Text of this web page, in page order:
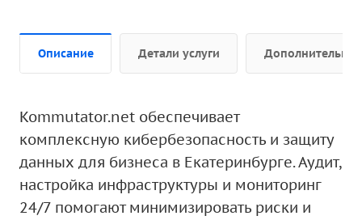
Описание Детали услуги Дополнительно
Kommutator.net обеспечивает
комплексную кибербезопасность и защиту
данных для бизнеса в Екатеринбурге. Аудит,
настройка инфраструктуры и мониторинг
24/7 помогают минимизировать риски и